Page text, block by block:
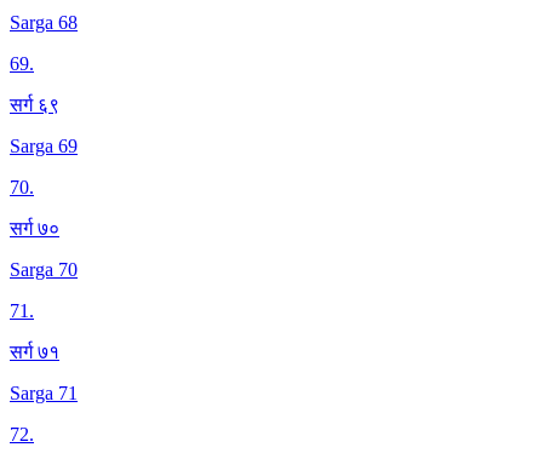
Sarga 68
69.
सर्ग ६९
Sarga 69
70.
सर्ग ७०
Sarga 70
71.
सर्ग ७१
Sarga 71
72.